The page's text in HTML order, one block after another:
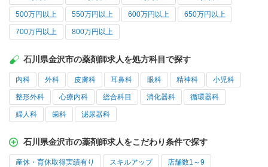
500万円以上 550万円以上 600万円以上 650万円以上
700万円以上 800万円以上
石川県金沢市の薬剤師求人を処方科目で探す
内科 外科 皮膚科 耳鼻科 眼科 精神科 小児科
整形外科 心療内科 総合科目 消化器科 循環器科
婦人科 歯科 泌尿器科
石川県金沢市の薬剤師求人をこだわり条件で探す
産休・育休取得実績有り スキルアップ 店舗数1～9